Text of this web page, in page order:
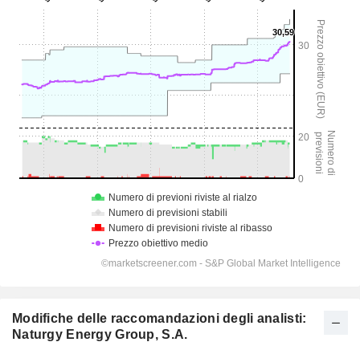
Modifiche delle raccomandazioni degli analisti:
Naturgy Energy Group, S.A.